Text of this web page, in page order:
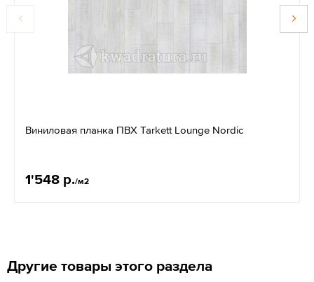
Виниловая планка ПВХ Tarkett Lounge Nordic
1'548 р./м2
Другие товары этого раздела